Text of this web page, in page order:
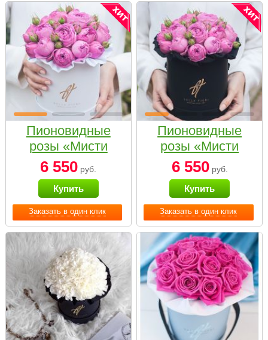
Заказать в один клик
Пионовидные
розы «Мисти
бабблс» в белой
коробке Small
6 550 руб.
Купить
Заказать в один клик
Пионовидные
розы «Мисти
бабблс» в
черной коробке
Small
6 550руб.
Купить